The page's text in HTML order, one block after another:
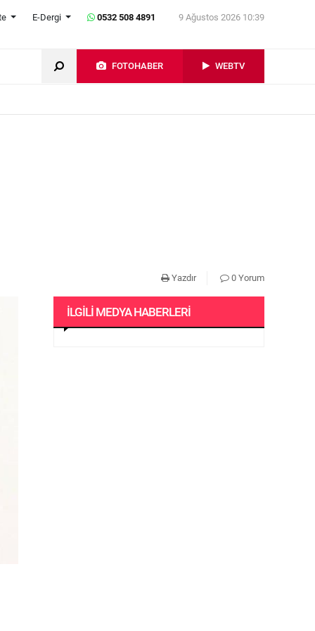
E-Dergi 0532 508 4891 9 Ağustos 2026 10:39
FOTOHABER WEBTV
Yazdır 0 Yorum
İLGILI MEDYA HABERLERI